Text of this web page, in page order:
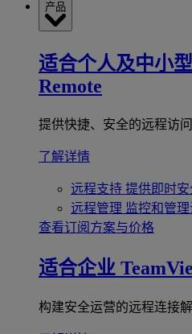
产品
适合个人及中小
Remote
提供快捷、安全的远程访问
了解详情
远程支持 提供即时
远程管理 监控和管
查看订阅方案与价格
适合企业
构建安全运营的远程连接解